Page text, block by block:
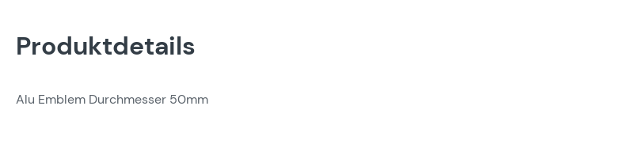
Produktdetails
Alu Emblem Durchmesser 50mm